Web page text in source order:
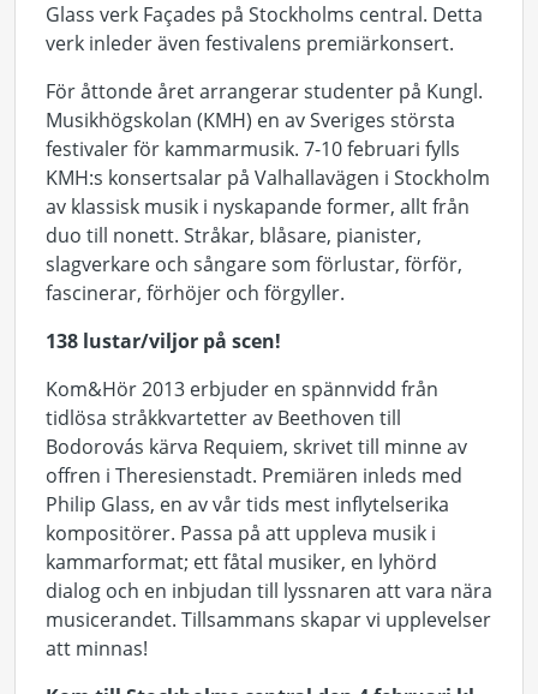
Glass verk Façades på Stockholms central. Detta
verk inleder även festivalens premiärkonsert.
För åttonde året arrangerar studenter på Kungl.
Musikhögskolan (KMH) en av Sveriges största
festivaler för kammarmusik. 7-10 februari fylls
KMH:s konsertsalar på Valhallavägen i Stockholm
av klassisk musik i nyskapande former, allt från
duo till nonett. Stråkar, blåsare, pianister,
slagverkare och sångare som förlustar, förför,
fascinerar, förhöjer och förgyller.
138 lustar/viljor på scen!
Kom&Hör 2013 erbjuder en spännvidd från
tidlösa stråkkvartetter av Beethoven till
Bodorovás kärva Requiem, skrivet till minne av
offren i Theresienstadt. Premiären inleds med
Philip Glass, en av vår tids mest inflytelserika
kompositörer. Passa på att uppleva musik i
kammarformat; ett fåtal musiker, en lyhörd
dialog och en inbjudan till lyssnaren att vara nära
musicerandet. Tillsammans skapar vi upplevelser
att minnas!